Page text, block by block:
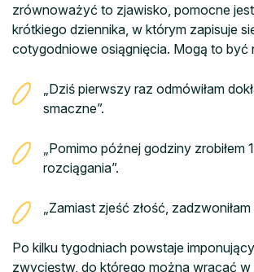
zrównoważyć to zjawisko, pomocne
krótkiego dziennika, w którym zapisuje
cotygodniowe osiągnięcia. Mogą to być
„Dziś pierwszy raz odmówiłam
smaczne”.
„Pomimo późnej godziny zrobiłem
rozciągania”.
„Zamiast zjeść złość, zadzwoniłam
Po kilku tygodniach powstaje
zwycięstw, do którego można wracać